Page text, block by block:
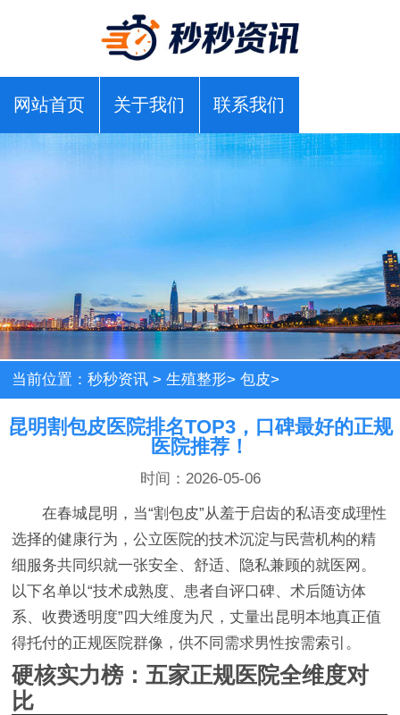
网站首页 关于我们 联系我们
当前位置：秒秒资讯 >生殖整形>包皮>
昆明割包皮医院排名TOP3，口碑最好的正规
医院推荐！
时间：2026-05-06
在春城昆明，当“割包皮”从羞于启齿的私语变成理性
选择的健康行为，公立医院的技术沉淀与民营机构的精
细服务共同织就一张安全、舒适、隐私兼顾的就医网。
以下名单以“技术成熟度、患者自评口碑、术后随访体
系、收费透明度”四大维度为尺，丈量出昆明本地真正值
得托付的正规医院群像，供不同需求男性按需索引。
硬核实力榜：五家正规医院全维度对
比